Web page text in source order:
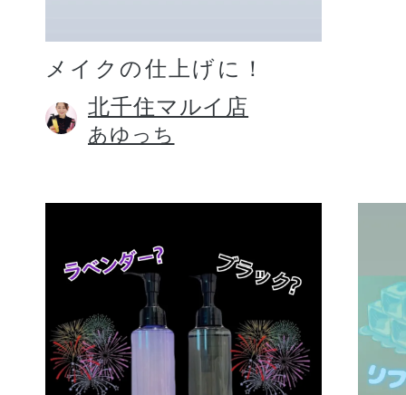
メイクの仕上げに！
北千住マルイ店
あゆっち